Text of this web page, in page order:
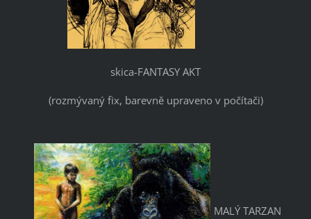
skica-FANTASY AKT
(rozmývaný fix, barevně upraveno v počítači)
MALÝ TARZAN